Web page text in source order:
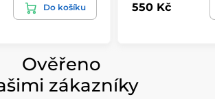
Do košíku 550 Kč
Ověřeno
zákazníky